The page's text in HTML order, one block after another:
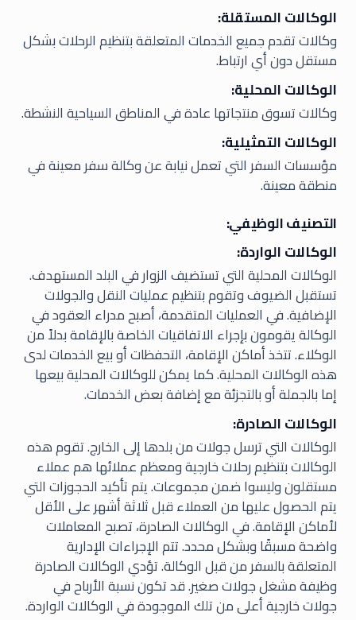
الوكالات المستقلة:
وكالات تقدم جميع الخدمات المتعلقة بتنظيم الرحلات بشكل
مستقل دون أي ارتباط.
الوكالات المحلية:
وكالات تسوق منتجاتها عادة في المناطق السياحية النشطة.
الوكالات التمثيلية:
مؤسسات السفر التي تعمل نيابة عن وكالة سفر معينة في
منطقة معينة.
التصنيف الوظيفي:
الوكالات الواردة:
الوكالات المحلية التي تستضيف الزوار في البلد المستهدف.
تستقبل الضيوف وتقوم بتنظيم عمليات النقل والجولات
الإضافية. في العمليات المتقدمة، أصبح مدراء العقود في
الوكالة يقومون بإجراء الاتفاقيات الخاصة بالإقامة بدلاً من
الوكلاء. تتخذ أماكن الإقامة، التحفظات أو بيع الخدمات لدى
هذه الوكالات المحلية. كما يمكن للوكالات المحلية بيعها
إما بالجملة أو بالتجزئة مع إضافة بعض الخدمات.
الوكالات الصادرة:
الوكالات التي ترسل جولات من بلدها إلى الخارج. تقوم هذه
الوكالات بتنظيم رحلات خارجية ومعظم عملائها هم عملاء
مستقلون وليسوا ضمن مجموعات. يتم تأكيد الحجوزات التي
يتم الحصول عليها من العملاء قبل ثلاثة أشهر على الأقل
لأماكن الإقامة. في الوكالات الصادرة، تصبح المعاملات
واضحة مسبقًا وبشكل محدد. تتم الإجراءات الإدارية
المتعلقة بالسفر من قبل الوكالة. تؤدي الوكالات الصادرة
وظيفة مشغل جولات صغير. قد تكون نسبة الأرباح في
جولات خارجية أعلى من تلك الموجودة في الوكالات الواردة.